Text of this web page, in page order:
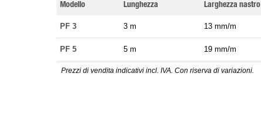
Modello Lunghezza Larghezza nastro
PF 3 3 m 13 mm/m
PF 5 5 m 19 mm/m
Prezzi di vendita indicativi incl. IVA. Con riserva di variazioni.